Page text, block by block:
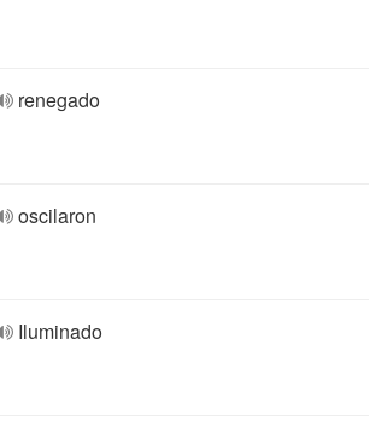
renegado
oscilaron
Iluminado